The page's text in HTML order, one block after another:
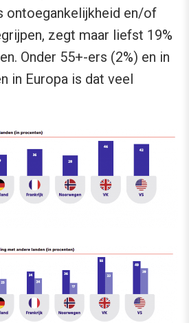
ontoegankelijkheid en/of
zegt maar liefst 19%
Onder 55+-ers (2%) en in
in Europa is dat veel